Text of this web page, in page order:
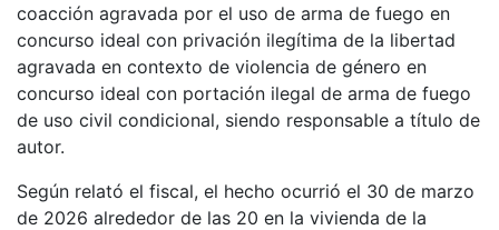
coacción agravada por el uso de arma de fuego en
concurso ideal con privación ilegítima de la libertad
agravada en contexto de violencia de género en
concurso ideal con portación ilegal de arma de fuego
de uso civil condicional, siendo responsable a título de
autor.
Según relató el fiscal, el hecho ocurrió el 30 de marzo
de 2026 alrededor de las 20 en la vivienda de la